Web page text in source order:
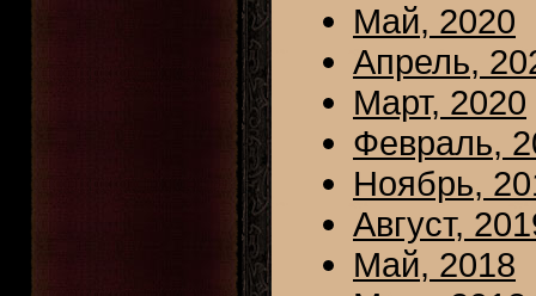
Май, 2020
Апрель,
Март, 2020
Февраль,
Ноябрь,
Август,
Май, 2018